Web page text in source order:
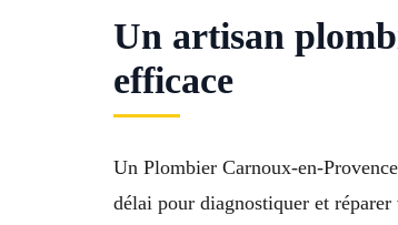
Un artisan
efficace
Un Plombier Carnoux-en-
délai pour diagnostiquer et